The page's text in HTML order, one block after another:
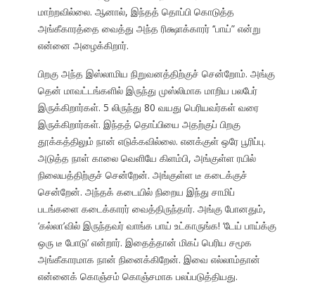
மாற்றவில்லை. ஆனால், இந்தத் தொப்பி கொடுத்த
அங்கீகாரத்தை வைத்து அந்த ரிக்ஷாக்காரர் ‘‘பாய்” என்று
என்னை அழைக்கிறார்.
பிறகு அந்த இஸ்லாமிய நிறுவனத்திற்குச் சென்றோம். அங்கு
தென் மாவட்டங்களில் இருந்து முஸ்லிமாக மாறிய பலபேர்
இருக்கிறார்கள். 5 லிருந்து 80 வயது பெரியவர்கள் வரை
இருக்கிறார்கள். இந்தத் தொப்பியை அதற்குப் பிறகு
தூக்கத்திலும் நான் எடுக்கவில்லை. எனக்குள் ஒரே பூரிப்பு.
அடுத்த நாள் காலை வெளியே கிளம்பி, அங்குள்ள ரயில்
நிலையத்திற்குச் சென்றேன். அங்குள்ள டீ கடைக்குச்
சென்றேன். அந்தக் கடையில் நிறைய இந்து சாமிப்
படங்களை கடைக்காரர் வைத்திருந்தார். அங்கு போனதும்,
‘கல்லா’வில் இருந்தவர் வாங்க பாய் உட்காருங்க! ‘டேய் பாய்க்கு
ஒரு டீ போடு’ என்றார். இதைத்தான் மிகப் பெரிய சமூக
அங்கீகாரமாக நான் நினைக்கிறேன். இவை எல்லாம்தான்
என்னைக் கொஞ்சம் கொஞ்சமாக பலப்படுத்தியது.